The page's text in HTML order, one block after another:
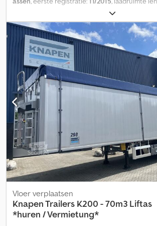
, totale lengte:
breedte:2.550 mm, totale hoogte:4.000 mm,
Uitrusting:ABS, * Knapen K 100 *
vloersysteem * 92 m3 * ABS Chjdezp Trcspfx Ac
* Mercedes-Benz assen * Opbergvakken *
assen * Banden: 50% profiel * Duits voertuig *
voorbehoud van fouten en tussenverkoop.
Vloer verplaatsen
Knapen Trailers K200 - 70m3 Liftas
*huren / Vermietung*